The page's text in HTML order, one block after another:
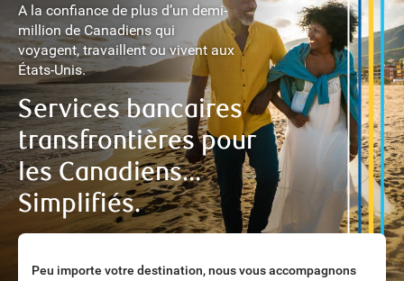
A la confiance de plus d’un demi-
million de Canadiens qui
voyagent, travaillent ou vivent aux
États-Unis.
Services bancaires
transfrontièrespour
les Canadiens…
Simplifiés.
Peu importe votre destination, nous vous accompagnons